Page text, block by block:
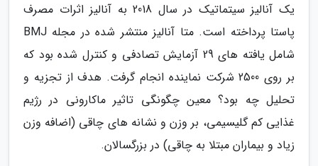
یک آنالیز سیتماتیک در سال 2018 به آنالیز اثرات مصرف
پاستا پرداخته است. متا آنالیز منتشر شده در مجله BMJ
شامل یافته های 29 آزمایش تصادفی و کنترل شده بود که
بر روی 2500 شرکت نماینده انجام گرفت. هدف از تجزیه و
تحلیل چه بود؟ معین چگونگی تاثیر ماکارونی در رژیم
غذایی کم گلیسیمی، بر وزن و نشانه های چاقی (اضافه وزن
زیاد و بیماران مبتلا به چاقی) در بزرگسالان.